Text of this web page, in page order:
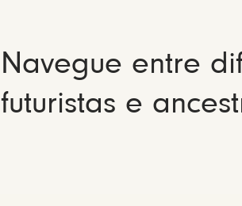
Navegue entre
futuristas e